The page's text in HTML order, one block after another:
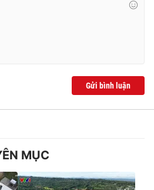
- 024.38 355 932
Gửi bình luận
MỤC